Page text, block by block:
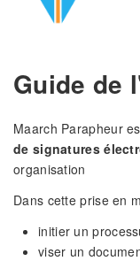
Guide de
Maarch Parapheur
de signatures
organisation
Dans cette prise en
initier un
viser un